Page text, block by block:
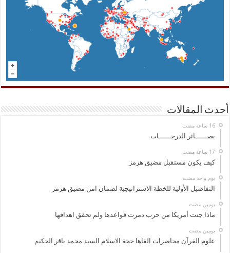
أحدث المقالات
‏16 ساعة مضت
بصــــــائر الدرجــــــات
كيف يكون مستقبل مضيق هرمز
‏يوم واحد مضت
التفاصيل الأولية للخطة الاستراتيجية لضمان امن مضيق هرمز
‏يومين مضت
ماذا جنت أمريكا من حرب دمرت قواعدها ولم تحقق اهدافها
‏يومين مضت
علوم القرآن محاضرات القاها حجة الاسلام السيد محمد باقر الحكيم